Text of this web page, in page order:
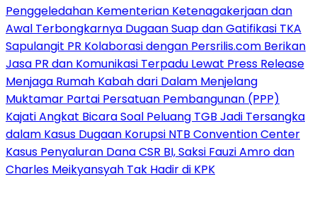
Penggeledahan Kementerian Ketenagakerjaan dan
Awal Terbongkarnya Dugaan Suap dan Gatifikasi TKA
Sapulangit PR Kolaborasi dengan Persrilis.com Berikan
Jasa PR dan Komunikasi Terpadu Lewat Press Release
Menjaga Rumah Kabah dari Dalam Menjelang
Muktamar Partai Persatuan Pembangunan (PPP)
Kajati Angkat Bicara Soal Peluang TGB Jadi Tersangka
dalam Kasus Dugaan Korupsi NTB Convention Center
Kasus Penyaluran Dana CSR BI, Saksi Fauzi Amro dan
Charles Meikyansyah Tak Hadir di KPK